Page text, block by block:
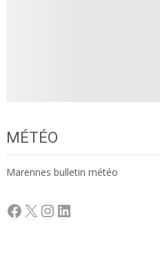
MÉTÉO
Marennes bulletin météo
Facebook
X Instagram
LinkedIn